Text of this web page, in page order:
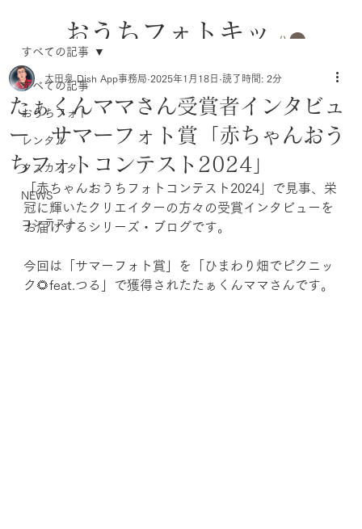
おうちフォトキッ
トのレンタル
すべての記事
おうちフォト
レンタル
タスカッタ
NEWS
コンテスト
すべての記事
たぁくんママさん受賞者インタビュ
ー サマーフォト賞「赤ちゃんおう
ちフォトコンテスト2024」
太田泉 Dish App事務局 2025年1月18日 読了時間: 2分
「赤ちゃんおうちフォトコンテスト2024」で見事、栄
冠に輝いたクリエイターの方々の受賞インタビューを
お届けするシリーズ・ブログです。
今回は「サマーフォト賞」を「ひまわり畑でピクニッ
ク🌻feat.つる
」で獲得された たぁくんママ さんです。